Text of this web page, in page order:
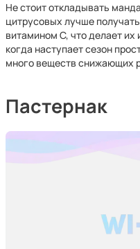
Не стоит откладывать
цитрусовых лучше
витамином С, что делает
когда наступает сезон
много веществ снижающих
Пастернак